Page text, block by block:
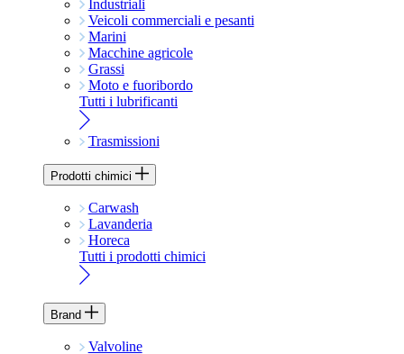
Industriali
Veicoli commerciali e pesanti
Marini
Macchine agricole
Grassi
Moto e fuoribordo
Tutti i lubrificanti
Trasmissioni
Prodotti chimici
Carwash
Lavanderia
Horeca
Tutti i prodotti chimici
Brand
Valvoline